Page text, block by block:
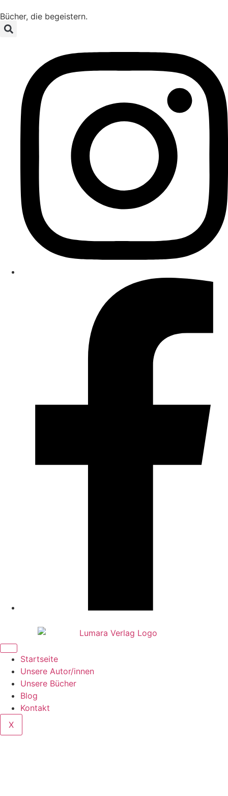
Bücher, die begeistern.
Startseite
Unsere Autor/innen
Unsere Bücher
Blog
Kontakt
X